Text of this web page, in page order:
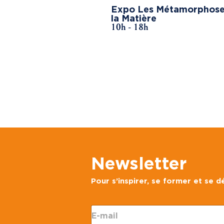
Expo Les
la Matière
10h - 18h
Newsletter
Pour s’inspirer, se former et se
E
-